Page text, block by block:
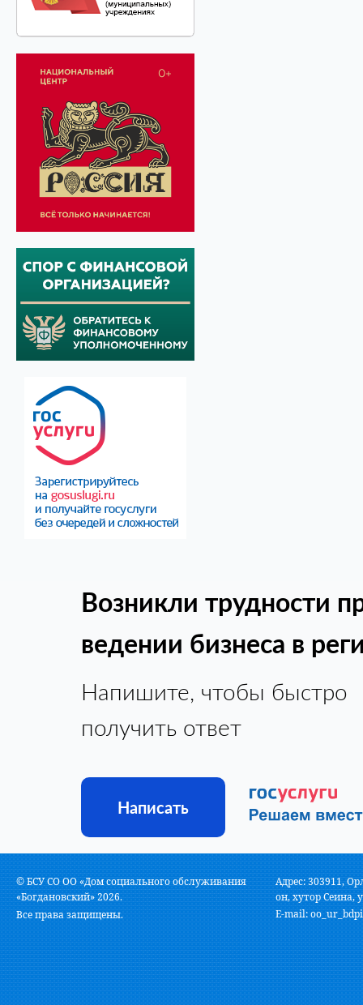
Возникли трудности
ведении бизнеса в
Напишите, чтобы быстро
получить ответ
Написать
© БСУ СО ОО «Дом социального обслуживания
«Богдановский» 2026.
Все права защищены.
Адрес: 303911,
он, хутор Сеина,
E-mail: